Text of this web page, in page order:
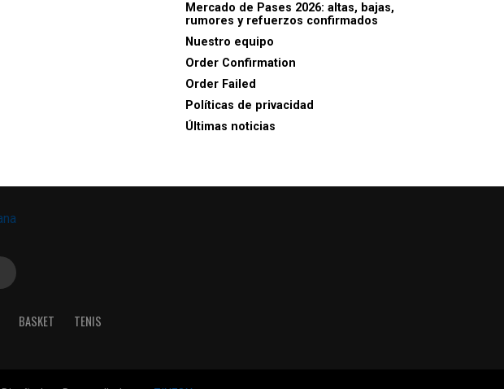
Mercado de Pases 2026: altas, bajas,
rumores y refuerzos confirmados
Nuestro equipo
Order Confirmation
Order Failed
Políticas de privacidad
Últimas noticias
BASKET TENIS